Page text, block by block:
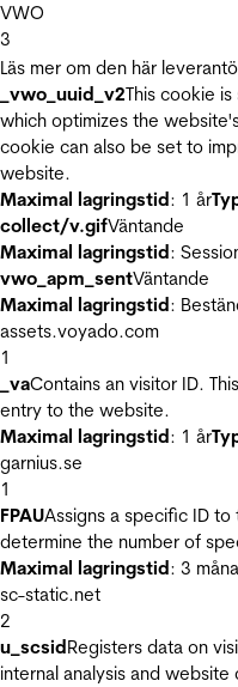
VWO
3
Läs mer om den här
_vwo_uuid_v2This cookie
which optimizes the
cookie can also be set to
website.
Maximal lagringstid: 1 år
collect/v.gifVäntande
Maximal lagringstid:
vwo_apm_sentVäntande
Maximal lagringstid:
assets.voyado.com
1
_vaContains an visitor ID.
entry to the website.
Maximal lagringstid: 1 år
garnius.se
1
FPAUAssigns a specific ID
determine the number of
Maximal lagringstid: 3
sc-static.net
2
u_scsidRegisters data on
internal analysis and website